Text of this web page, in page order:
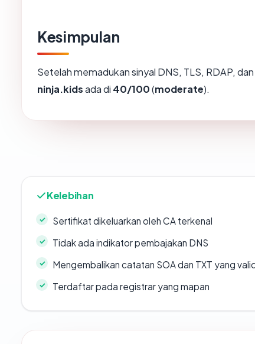
Kesimpulan
Setelah memadukan sinyal DNS, TLS, RDAP,
ninja.kidsada di 40/100(moderate).
Kelebihan
Sertifikat dikeluarkan oleh CA terkenal
Tidak ada indikator pembajakan DNS
Mengembalikan catatan SOA dan TXT yang
Terdaftar pada registrar yang mapan